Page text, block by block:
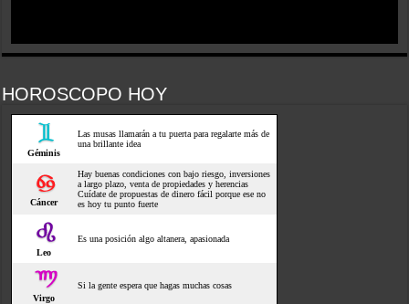
HOROSCOPO HOY